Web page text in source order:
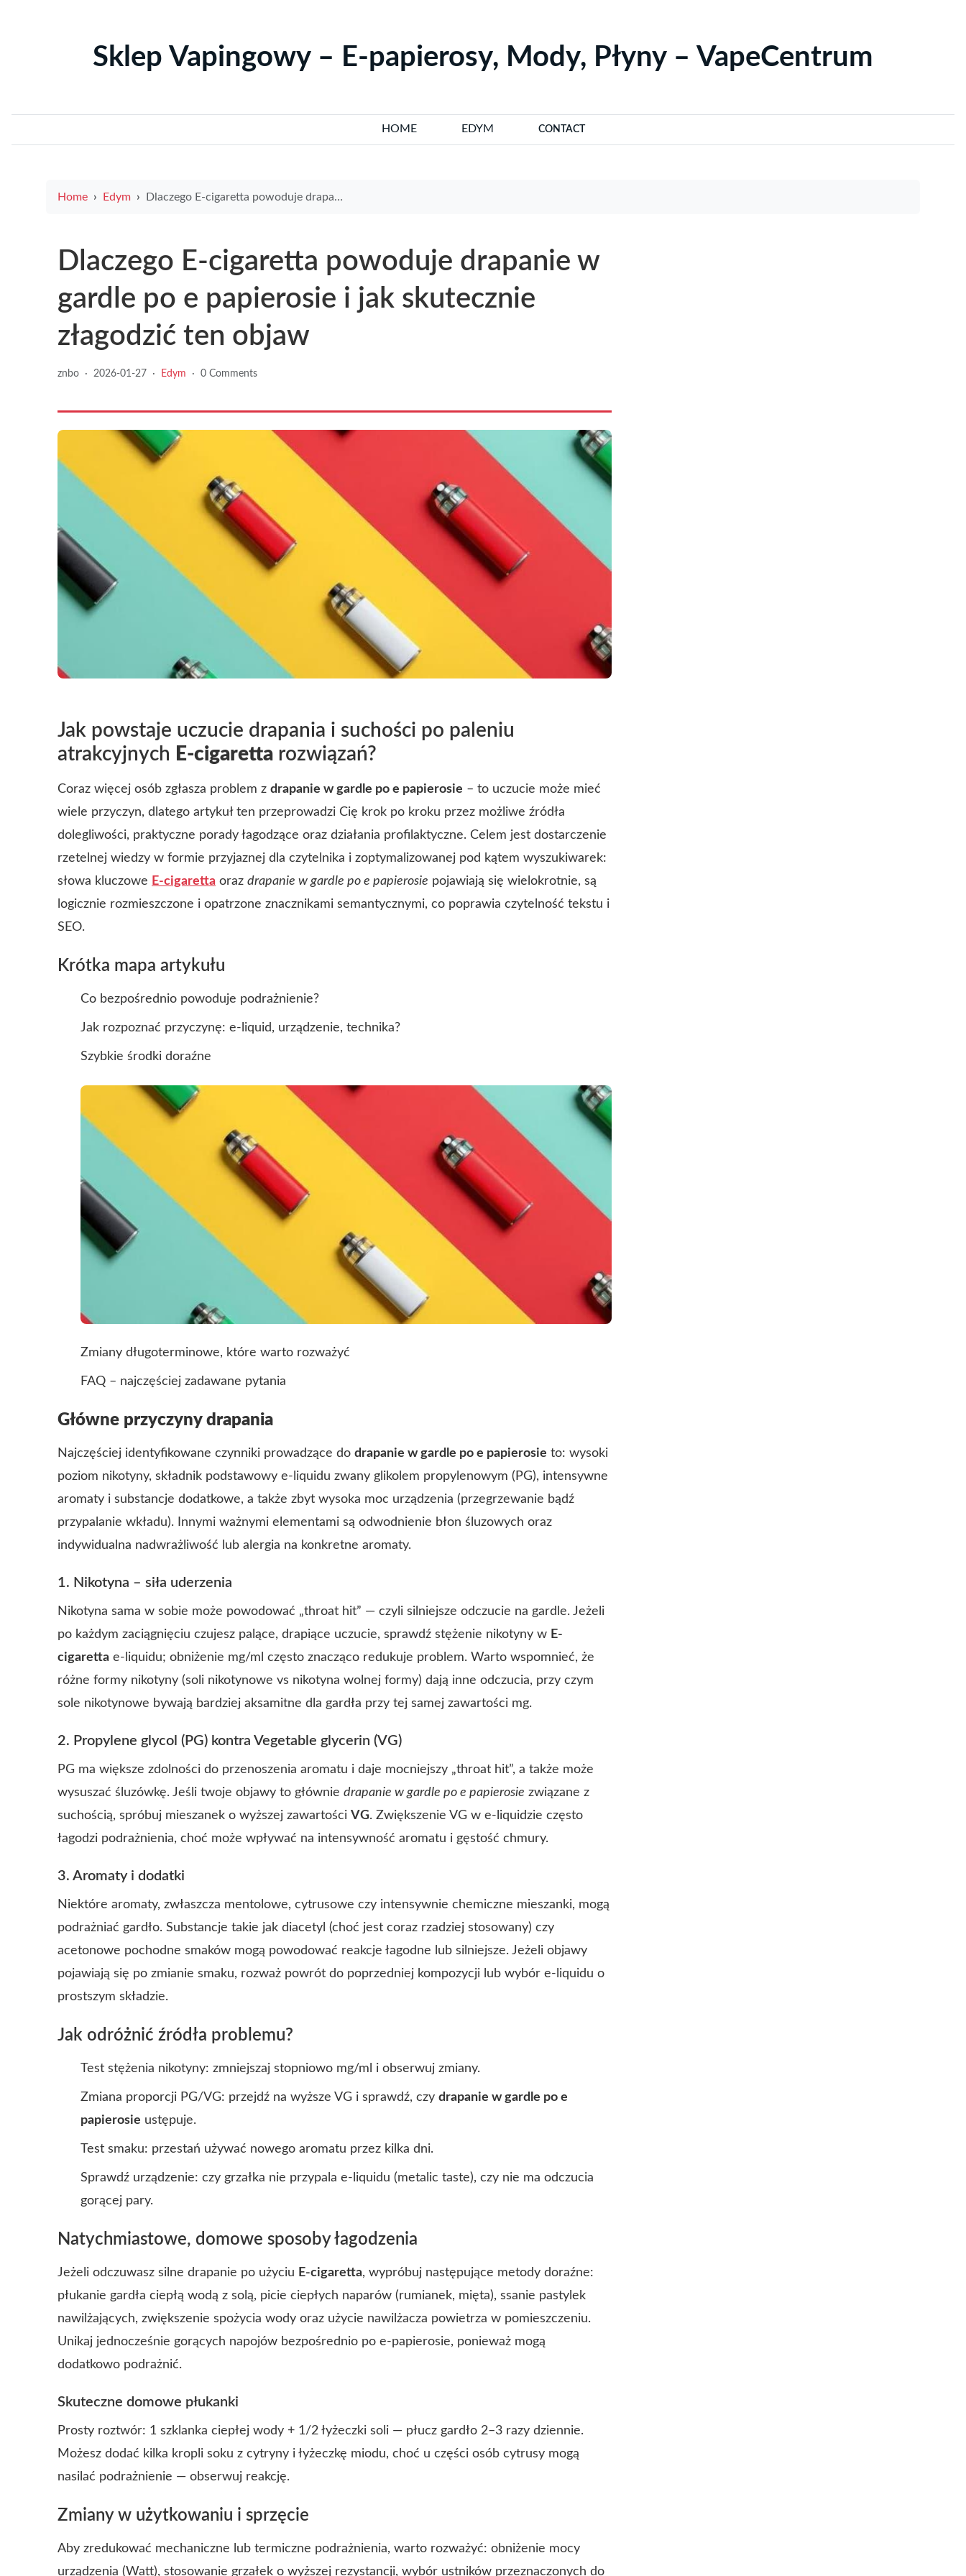
Sklep Vapingowy – E-papierosy, Mody, Płyny – VapeCentrum
HOME EDYM CONTACT
Home Edym Dlaczego E-cigaretta powoduje drapanie w gardle po e papierosie i jak skutecznie złagodzić ten objaw
Dlaczego E-cigaretta powoduje drapanie w
gardle po e papierosie i jak skutecznie
złagodzić ten objaw
znbo · 2026-01-27 · Edym · 0 Comments
Jak powstaje uczucie drapania i suchości po paleniu
atrakcyjnych E-cigaretta rozwiązań?
Coraz więcej osób zgłasza problem z drapanie w gardle po e papierosie – to uczucie może mieć
wiele przyczyn, dlatego artykuł ten przeprowadzi Cię krok po kroku przez możliwe źródła
dolegliwości, praktyczne porady łagodzące oraz działania profilaktyczne. Celem jest dostarczenie
rzetelnej wiedzy w formie przyjaznej dla czytelnika i zoptymalizowanej pod kątem wyszukiwarek:
słowa kluczowe E-cigaretta oraz drapanie w gardle po e papierosie pojawiają się wielokrotnie, są
logicznie rozmieszczone i opatrzone znacznikami semantycznymi, co poprawia czytelność tekstu i
SEO.
Krótka mapa artykułu
Co bezpośrednio powoduje podrażnienie?
Jak rozpoznać przyczynę: e-liquid, urządzenie, technika?
Szybkie środki doraźne
Zmiany długoterminowe, które warto rozważyć
FAQ – najczęściej zadawane pytania
Główne przyczyny drapania
Najczęściej identyfikowane czynniki prowadzące do drapanie w gardle po e papierosie to: wysoki
poziom nikotyny, składnik podstawowy e‑liquidu zwany glikolem propylenowym (PG), intensywne
aromaty i substancje dodatkowe, a także zbyt wysoka moc urządzenia (przegrzewanie bądź
przypalanie wkładu). Innymi ważnymi elementami są odwodnienie błon śluzowych oraz
indywidualna nadwrażliwość lub alergia na konkretne aromaty.
1. Nikotyna – siła uderzenia
Nikotyna sama w sobie może powodować „throat hit” — czyli silniejsze odczucie na gardle. Jeżeli
po każdym zaciągnięciu czujesz palące, drapiące uczucie, sprawdź stężenie nikotyny w E-
cigaretta e-liquidu; obniżenie mg/ml często znacząco redukuje problem. Warto wspomnieć, że
różne formy nikotyny (soli nikotynowe vs nikotyna wolnej formy) dają inne odczucia, przy czym
sole nikotynowe bywają bardziej aksamitne dla gardła przy tej samej zawartości mg.
2. Propylene glycol (PG) kontra Vegetable glycerin (VG)
PG ma większe zdolności do przenoszenia aromatu i daje mocniejszy „throat hit”, a także może
wysuszać śluzówkę. Jeśli twoje objawy to głównie drapanie w gardle po e papierosie związane z
suchością, spróbuj mieszanek o wyższej zawartości VG. Zwiększenie VG w e‑liquidzie często
łagodzi podrażnienia, choć może wpływać na intensywność aromatu i gęstość chmury.
3. Aromaty i dodatki
Niektóre aromaty, zwłaszcza mentolowe, cytrusowe czy intensywnie chemiczne mieszanki, mogą
podrażniać gardło. Substancje takie jak diacetyl (choć jest coraz rzadziej stosowany) czy
acetonowe pochodne smaków mogą powodować reakcje łagodne lub silniejsze. Jeżeli objawy
pojawiają się po zmianie smaku, rozważ powrót do poprzedniej kompozycji lub wybór e-liquidu o
prostszym składzie.
Jak odróżnić źródła problemu?
Test stężenia nikotyny: zmniejszaj stopniowo mg/ml i obserwuj zmiany.
Zmiana proporcji PG/VG: przejdź na wyższe VG i sprawdź, czy drapanie w gardle po e
papierosie ustępuje.
Test smaku: przestań używać nowego aromatu przez kilka dni.
Sprawdź urządzenie: czy grzałka nie przypala e-liquidu (metalic taste), czy nie ma odczucia
gorącej pary.
Natychmiastowe, domowe sposoby łagodzenia
Jeżeli odczuwasz silne drapanie po użyciu E-cigaretta, wypróbuj następujące metody doraźne:
płukanie gardła ciepłą wodą z solą, picie ciepłych naparów (rumianek, mięta), ssanie pastylek
nawilżających, zwiększenie spożycia wody oraz użycie nawilżacza powietrza w pomieszczeniu.
Unikaj jednocześnie gorących napojów bezpośrednio po e-papierosie, ponieważ mogą
dodatkowo podrażnić.
Skuteczne domowe płukanki
Prosty roztwór: 1 szklanka ciepłej wody + 1/2 łyżeczki soli — płucz gardło 2–3 razy dziennie.
Możesz dodać kilka kropli soku z cytryny i łyżeczkę miodu, choć u części osób cytrusy mogą
nasilać podrażnienie — obserwuj reakcję.
Zmiany w użytkowaniu i sprzęcie
Aby zredukować mechaniczne lub termiczne podrażnienia, warto rozważyć: obniżenie mocy
urządzenia (Watt), stosowanie grzałek o wyższej rezystancji, wybór ustników przeznaczonych do